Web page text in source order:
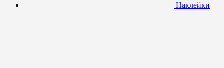
Наклейки